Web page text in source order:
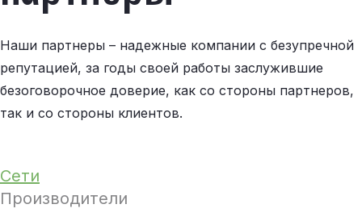
Наши партнеры – надежные компании с безупречной
репутацией, за годы своей работы заслужившие
безоговорочное доверие, как со стороны партнеров,
так и со стороны клиентов.
Сети
Производители